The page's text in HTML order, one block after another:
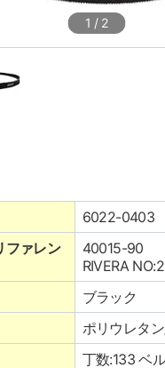
1 / 2
6022-0403
ファレン
40015-90
RIVERA
ブラック
ポリウレタ
丁数:133 ベ